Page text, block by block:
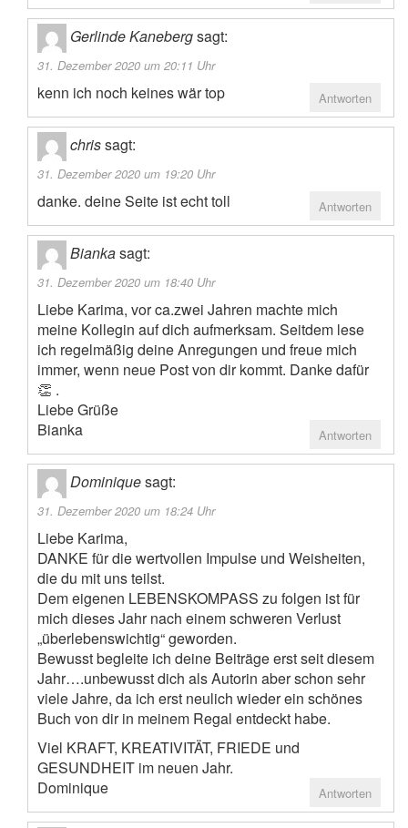
Gerlinde Kanebergsagt:
31. Dezember 2020 um 20:11 Uhr
kenn ich noch keines wär top Antworten
chrissagt:
31. Dezember 2020 um 19:20 Uhr
danke. deine Seite ist echt toll Antworten
Biankasagt:
31. Dezember 2020 um 18:40 Uhr
Liebe Karima, vor ca.zwei Jahren machte mich
meine Kollegin auf dich aufmerksam. Seitdem lese
ich regelmäßig deine Anregungen und freue mich
immer, wenn neue Post von dir kommt. Danke dafür
👏 .
Liebe Grüße
Bianka
Antworten
Dominiquesagt:
31. Dezember 2020 um 18:24 Uhr
Liebe Karima,
DANKE für die wertvollen Impulse und Weisheiten,
die du mit uns teilst.
Dem eigenen LEBENSKOMPASS zu folgen ist für
mich dieses Jahr nach einem schweren Verlust
„überlebenswichtig“ geworden.
Bewusst begleite ich deine Beiträge erst seit diesem
Jahr….unbewusst dich als Autorin aber schon sehr
viele Jahre, da ich erst neulich wieder ein schönes
Buch von dir in meinem Regal entdeckt habe.
Viel KRAFT, KREATIVITÄT, FRIEDE und
GESUNDHEIT im neuen Jahr.
Dominique
Antworten